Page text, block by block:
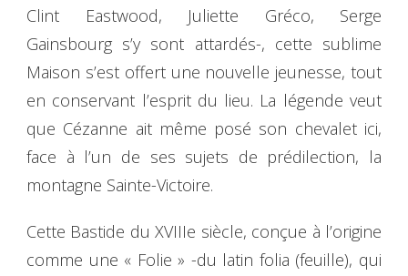
Clint Eastwood, Juliette Gréco, Serge
Gainsbourg s’y sont attardés-, cette sublime
Maison s’est offert une nouvelle jeunesse, tout
en conservant l’esprit du lieu. La légende veut
que Cézanne ait même posé son chevalet ici,
face à l’un de ses sujets de prédilection, la
montagne Sainte-Victoire.
Cette Bastide du XVIIIe siècle, conçue à l’origine
comme une « Folie » -du latin folia (feuille), qui